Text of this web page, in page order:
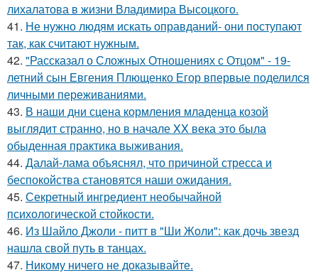
лихалатова в жизни Владимира Высоцкого.
41. Не нужно людям искать оправданий- они поступают
так, как считают нужным.
42. "Рассказал о Сложных Отношениях с Отцом" - 19-
летний сын Евгения Плющенко Егор впервые поделился
личными переживаниями.
43. В наши дни сцена кормления младенца козой
выглядит странно, но в начале XX века это была
обыденная практика выживания.
44. Далай-лама объяснял, что причиной стресса и
беспокойства становятся наши ожидания.
45. Секретный ингредиент необычайной
психологической стойкости.
46. Из Шайло Джоли - питт в "Ши Жоли": как дочь звезд
нашла свой путь в танцах.
47. Никому ничего не доказывайте.